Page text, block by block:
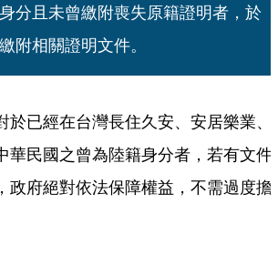
分且未曾繳附喪失原籍證明者，於
附相關證明文件。
於已經在台灣長住久安、安居樂業、
華民國之曾為陸籍身分者，若有文件
政府絕對依法保障權益，不需過度擔